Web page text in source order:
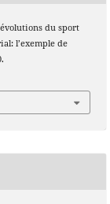
évolutions du sport
l’exemple de